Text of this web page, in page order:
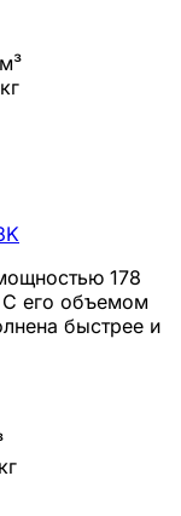
м³
кг
178
С его объемом
быстрее и
кг